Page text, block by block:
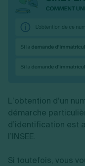
L’obtention d’un
démarche
d’identification est
l’INSEE.
Si toutefois, vous